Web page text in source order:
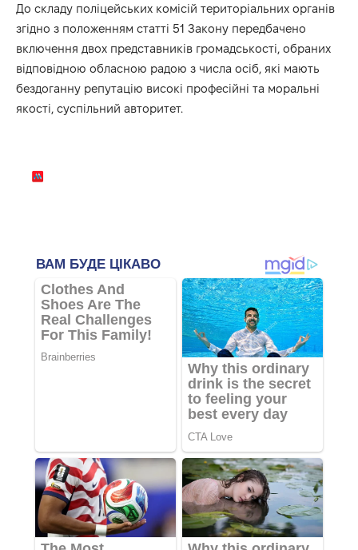
До складу поліцейських комісій територіальних органів
згідно з положенням статті 51 Закону передбачено
включення двох представників громадськості, обраних
відповідною обласною радою з числа осіб, які мають
бездоганну репутацію високі професійні та моральні
якості, суспільний авторитет.